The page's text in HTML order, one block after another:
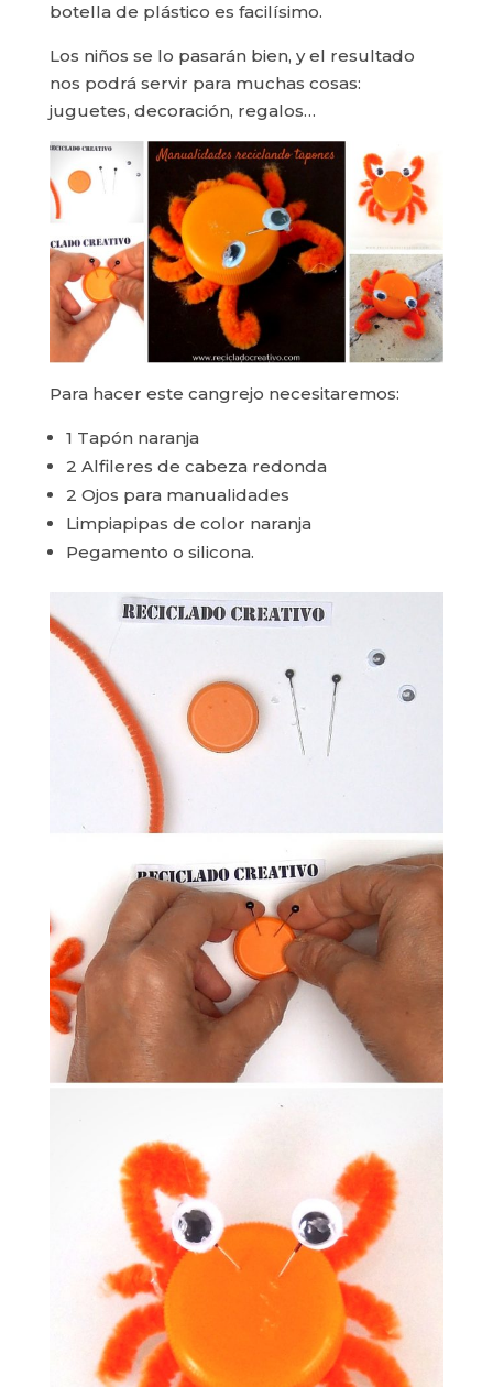
botella de plástico es facilísimo.
Los niños se lo pasarán bien, y el resultado
nos podrá servir para muchas cosas:
juguetes, decoración, regalos…
Para hacer este cangrejo necesitaremos:
1 Tapón naranja
2 Alfileres de cabeza redonda
2 Ojos para manualidades
Limpiapipas de color naranja
Pegamento o silicona.